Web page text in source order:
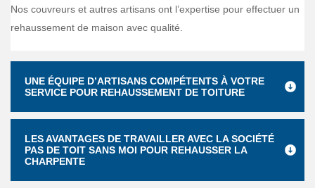
Nos couvreurs et autres artisans ont l’expertise pour effectuer un
rehaussement de maison avec qualité.
UNE ÉQUIPE D’ARTISANS COMPÉTENTS À VOTRE
SERVICE POUR REHAUSSEMENT DE TOITURE
LES AVANTAGES DE TRAVAILLER AVEC LA SOCIÉTÉ
PAS DE TOIT SANS MOI POUR REHAUSSER LA
CHARPENTE